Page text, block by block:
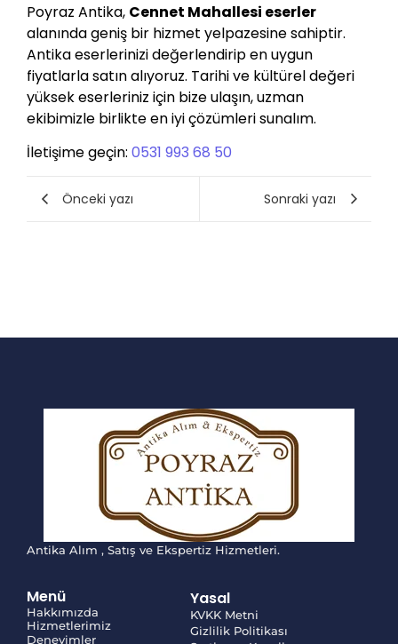
Poyraz Antika, Cennet Mahallesi eserler
alanında geniş bir hizmet yelpazesine sahiptir.
Antika eserlerinizi değerlendirip en uygun
fiyatlarla satın alıyoruz. Tarihi ve kültürel değeri
yüksek eserleriniz için bize ulaşın, uzman
ekibimizle birlikte en iyi çözümleri sunalım.
İletişime geçin: 0531 993 68 50
Önceki yazı Sonraki yazı
Antika Alım , Satış ve Ekspertiz Hizmetleri.
Menü
Hakkımızda
Hizmetlerimiz
Deneyimler
Yasal
KVKK Metni
Gizlilik Politikası